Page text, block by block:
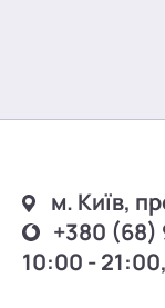
м. Київ,
+380 (68)
10:00 -